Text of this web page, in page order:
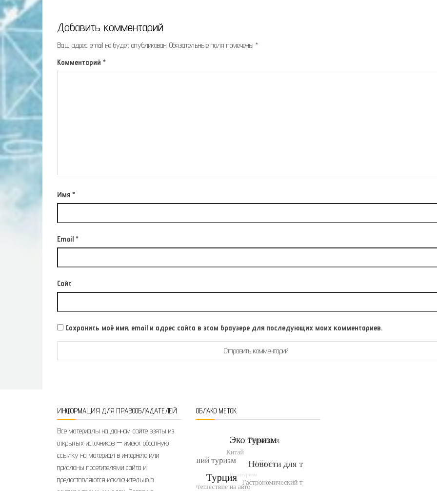
Добавить комментарий
Ваш адрес email не будет опубликован. Обязательные поля помечены *
Комментарий *
Имя *
Email *
Сайт
Сохранить моё имя, email и адрес сайта в этом браузере для последующих моих комментариев.
ИНФОРМАЦИЯ ДЛЯ ПРАВООБЛАДАТЕЛЕЙ
Все материалы на данном сайте взяты из
открытых источников — имеют обратную
ссылку на материал в интернете или
присланы посетителями сайта и
предоставляются исключительно в
ОБЛАКО МЕТОК